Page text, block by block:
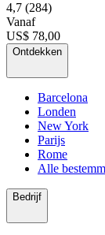
4,7 (284)
Vanaf
US$ 78,00
Ontdekken
Barcelona
Londen
New York
Parijs
Rome
Alle
Bedrijf